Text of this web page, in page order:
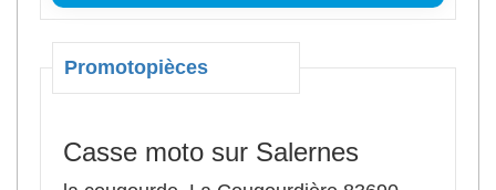
Promotopièces
Casse moto sur Salernes